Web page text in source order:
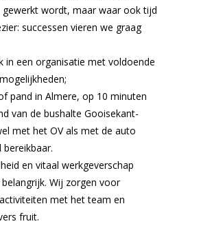
gewerkt wordt, maar waar ook tijd
successen vieren we graag
in een organisatie met voldoende
pand in Almere, op 10 minuten
van de bushalte Gooisekant-
met het OV als met de auto
en vitaal werkgeverschap
Wij zorgen voor
met het team en
fruit.